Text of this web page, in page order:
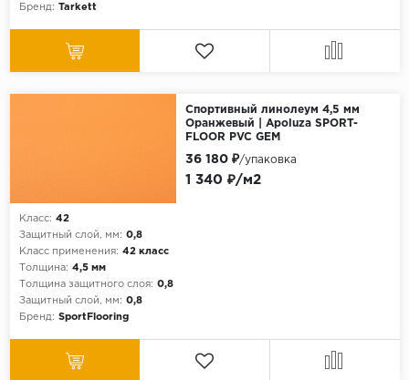
Бренд: Tarkett
Спортивный линолеум 4,5 мм
Оранжевый | Apoluza SPORT-
FLOOR PVC GEM
Класс: 42
Защитный слой, мм: 0,8
Класс применения: 42 класс
Толщина: 4,5 мм
Толщина защитного слоя: 0,8
Защитный слой, мм: 0,8
Бренд: SportFlooring
1 340 ₽/м2
36 180 ₽/упаковка